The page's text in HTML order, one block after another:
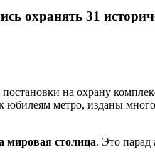
охранять 31
на охрану
метро, изданы
мировая столица. Это парад